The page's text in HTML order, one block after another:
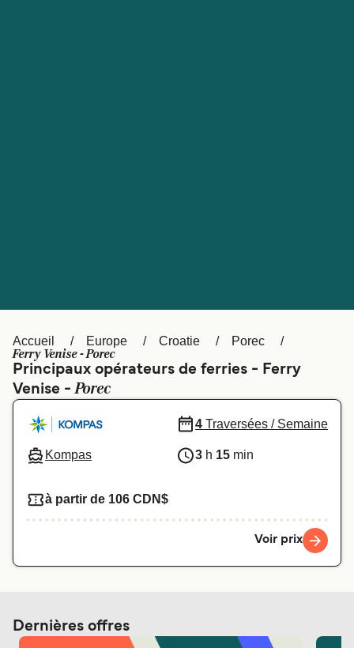
Canada
Ελλάδα
Deutschland Schweiz (DE)
Norge Україна
Accueil Europe Croatie Porec
Ferry Venise - Porec
Principaux opérateurs de ferries - Ferry
Venise -Porec
Kompas
4 Traversées / Semaine
3 h 15 min
à partir de 106 CDN$
Voir prix
Dernières offres